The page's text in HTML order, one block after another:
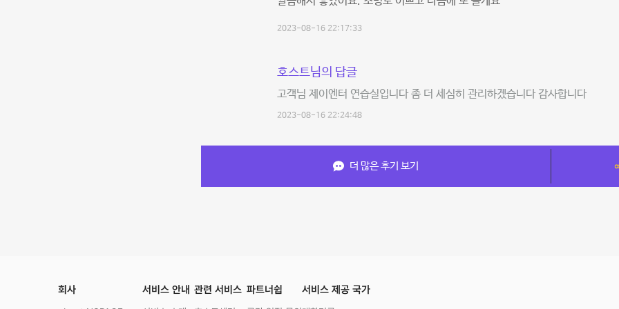
2023-08-16 22:17:33
호스트님의 답글
고객님 제이엔터 연습실입니다 좀 더 세심히 관리하겠습니다 감사합니다
2023-08-16 22:24:48
더 많은 후기 보기
회사 서비스 안내 관련 서비스 파트너쉽 서비스 제공 국가